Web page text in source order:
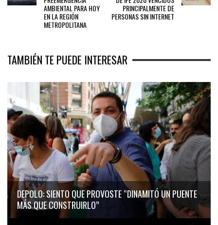
AMBIENTAL PARA HOY
EN LA REGIÓN
METROPOLITANA
PRINCIPALMENTE DE
PERSONAS SIN INTERNET
TAMBIÉN TE PUEDE INTERESAR
DEPOLO: SIENTO QUE PROVOSTE “DINAMITÓ UN PUENTE
MÁS QUE CONSTRUIRLO”